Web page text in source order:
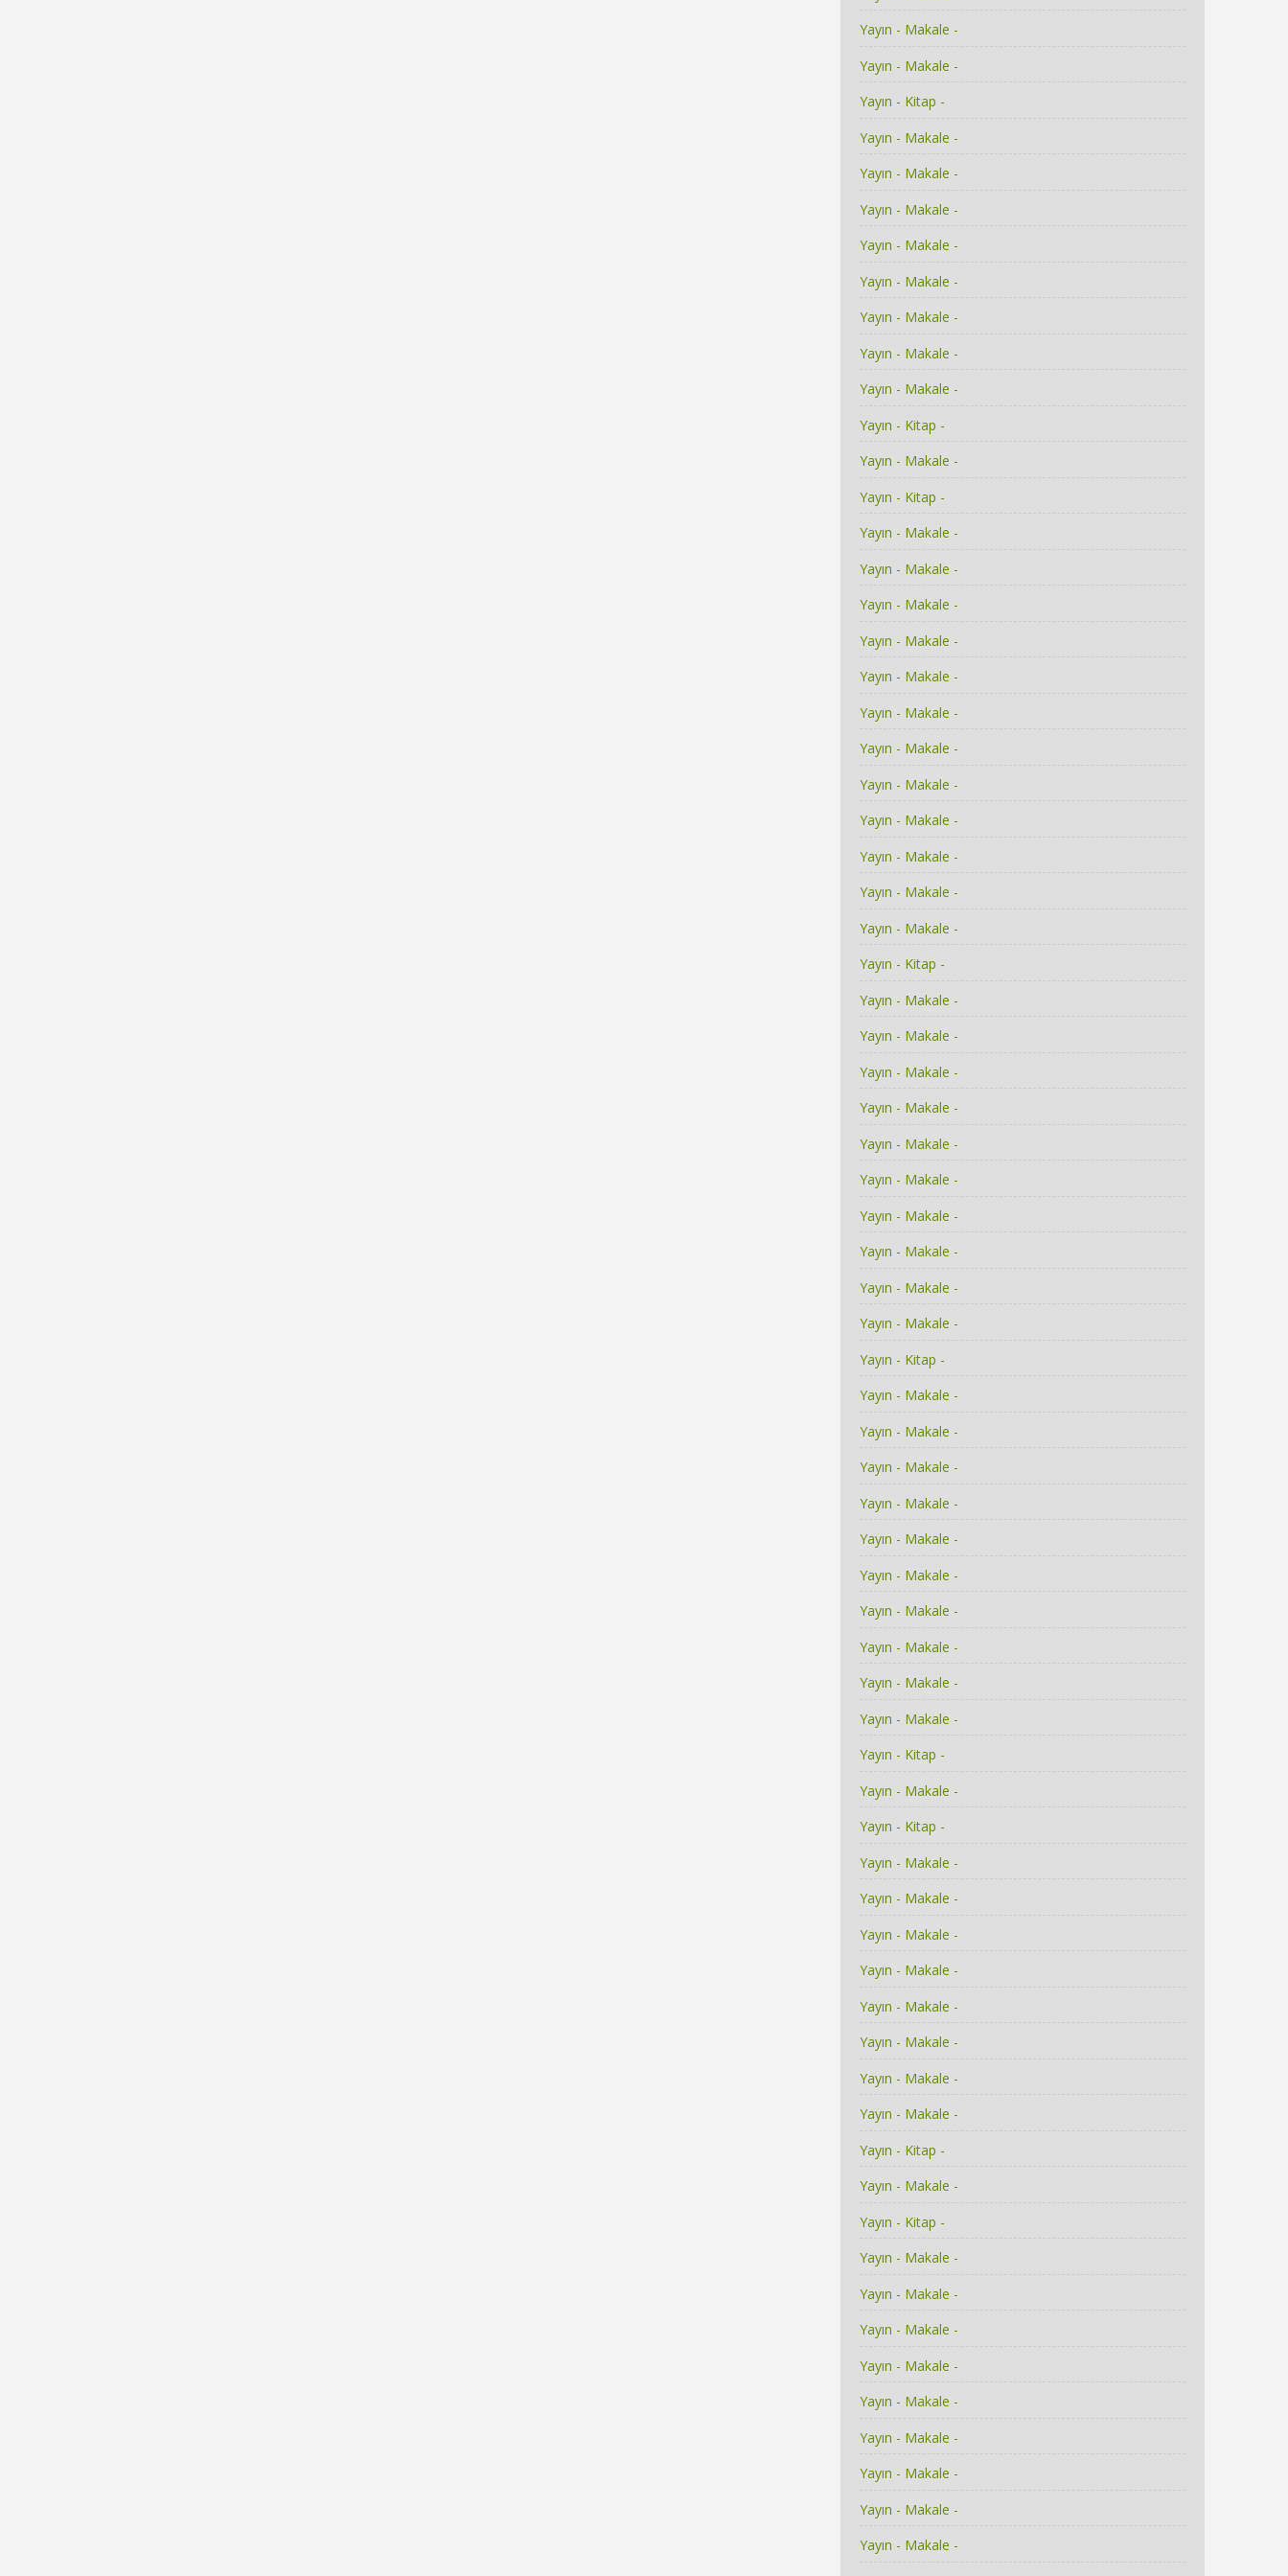
Yayın - Makale -
Yayın - Makale -
Yayın - Kitap -
Yayın - Makale -
Yayın - Makale -
Yayın - Makale -
Yayın - Makale -
Yayın - Makale -
Yayın - Makale -
Yayın - Makale -
Yayın - Makale -
Yayın - Kitap -
Yayın - Makale -
Yayın - Kitap -
Yayın - Makale -
Yayın - Makale -
Yayın - Makale -
Yayın - Makale -
Yayın - Makale -
Yayın - Makale -
Yayın - Makale -
Yayın - Makale -
Yayın - Makale -
Yayın - Makale -
Yayın - Makale -
Yayın - Makale -
Yayın - Kitap -
Yayın - Makale -
Yayın - Makale -
Yayın - Makale -
Yayın - Makale -
Yayın - Makale -
Yayın - Makale -
Yayın - Makale -
Yayın - Makale -
Yayın - Makale -
Yayın - Makale -
Yayın - Kitap -
Yayın - Makale -
Yayın - Makale -
Yayın - Makale -
Yayın - Makale -
Yayın - Makale -
Yayın - Makale -
Yayın - Makale -
Yayın - Makale -
Yayın - Makale -
Yayın - Makale -
Yayın - Kitap -
Yayın - Makale -
Yayın - Kitap -
Yayın - Makale -
Yayın - Makale -
Yayın - Makale -
Yayın - Makale -
Yayın - Makale -
Yayın - Makale -
Yayın - Makale -
Yayın - Makale -
Yayın - Kitap -
Yayın - Makale -
Yayın - Kitap -
Yayın - Makale -
Yayın - Makale -
Yayın - Makale -
Yayın - Makale -
Yayın - Makale -
Yayın - Makale -
Yayın - Makale -
Yayın - Makale -
Yayın - Makale -